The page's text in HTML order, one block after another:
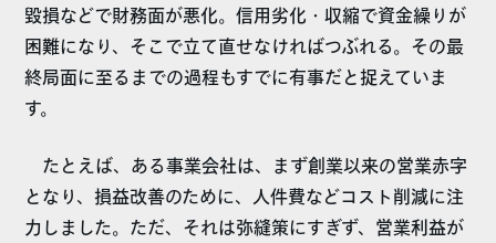
毀損などで財務面が悪化。信用劣化・収縮で資金繰りが
困難になり、そこで立て直せなければつぶれる。その最
終局面に至るまでの過程もすでに有事だと捉えていま
す。
たとえば、ある事業会社は、まず創業以来の営業赤字
となり、損益改善のために、人件費などコスト削減に注
力しました。ただ、それは弥縫策にすぎず、営業利益が